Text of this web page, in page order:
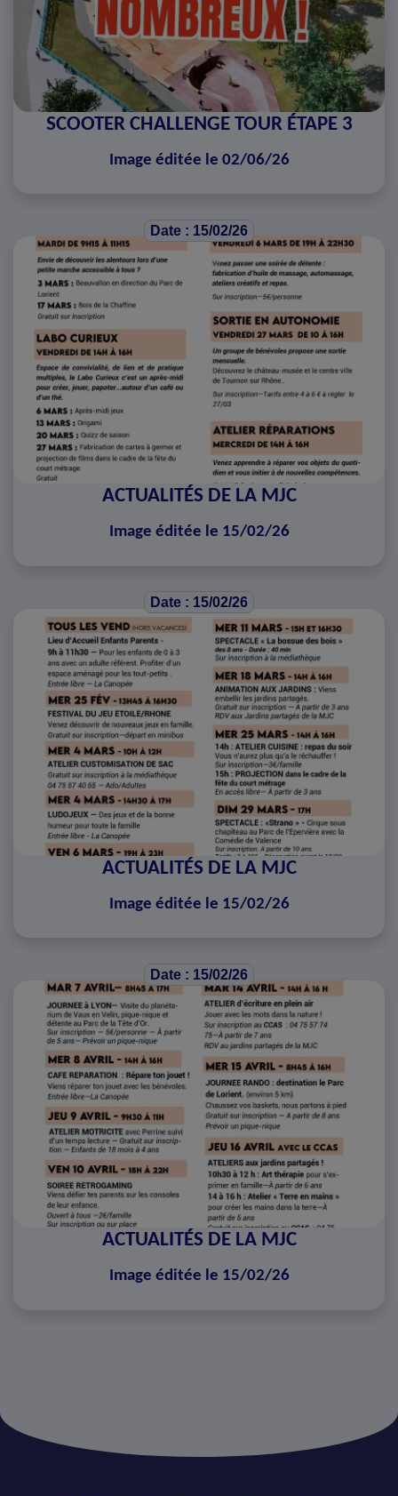
SCOOTER CHALLENGE TOUR ÉTAPE 3
Image éditée le 02/06/26
Date : 15/02/26
ACTUALITÉS DE LA MJC
Image éditée le 15/02/26
Date : 15/02/26
ACTUALITÉS DE LA MJC
Image éditée le 15/02/26
Date : 15/02/26
ACTUALITÉS DE LA MJC
Image éditée le 15/02/26